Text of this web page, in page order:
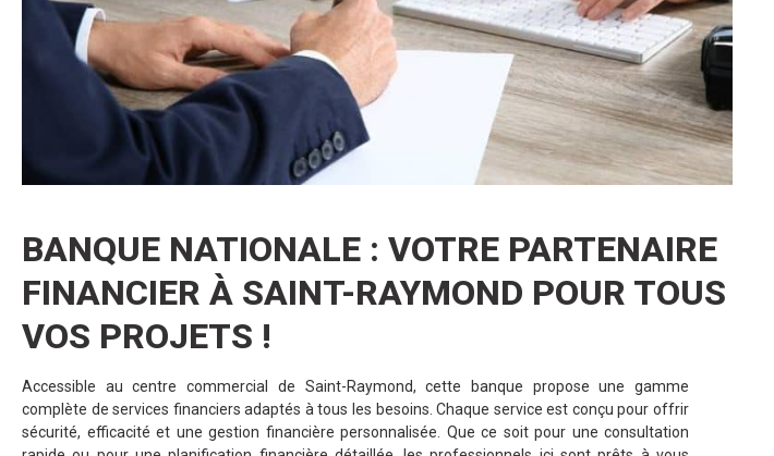
BANQUE NATIONALE : VOTRE PARTENAIRE
FINANCIER À SAINT-RAYMOND POUR TOUS
VOS PROJETS !
Accessible au centre commercial de Saint-Raymond, cette banque propose une gamme
complète de services financiers adaptés à tous les besoins. Chaque service est conçu pour offrir
sécurité, efficacité et une gestion financière personnalisée. Que ce soit pour une consultation